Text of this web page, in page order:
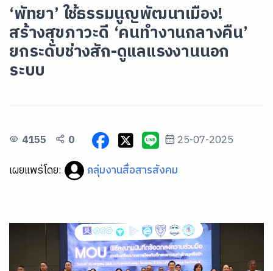
‘พัทยา’ ใช้ธรรมนูญพัฒนาเมือง!
สร้างสุขภาวะดี ‘คนทำงานกลางคืน’
ยกระดับช่างสัก-ดูแลแรงงานนอก
ระบบ
4155 0
25-07-2025
เผยแพร่โดย:
กลุ่มงานสื่อสารสังคม